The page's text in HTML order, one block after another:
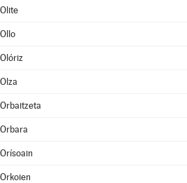
Olite
Ollo
Olóriz
Olza
Orbaitzeta
Orbara
Orísoain
Orkoien